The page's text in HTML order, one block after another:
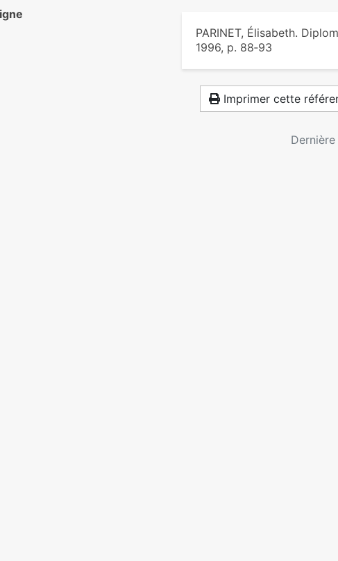
PARINET, Élisabeth.
1996, p. 88‑93
Imprimer cette